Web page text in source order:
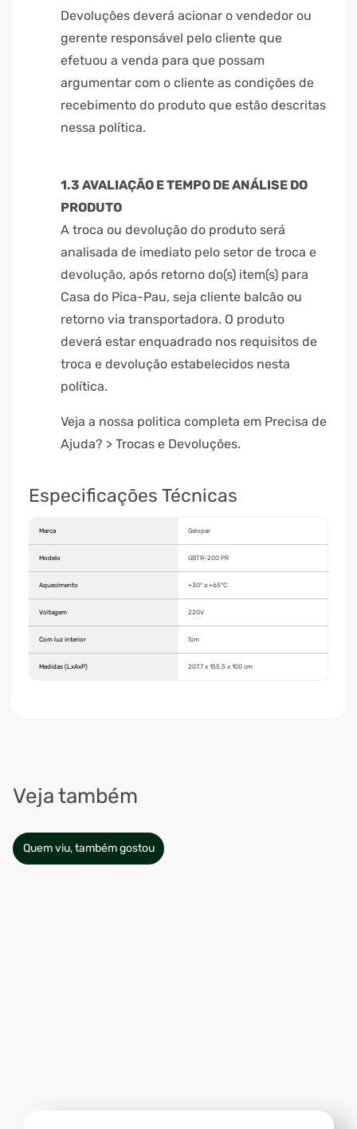
Devoluções deverá acionar o vendedor ou
gerente responsável pelo cliente que
efetuou a venda para que possam
argumentar com o cliente as condições de
recebimento do produto que estão descritas
nessa política.
1.3 AVALIAÇÃO E TEMPO DE ANÁLISE DO
PRODUTO
A troca ou devolução do produto será
analisada de imediato pelo setor de troca e
devolução, após retorno do(s) item(s) para
Casa do Pica-Pau, seja cliente balcão ou
retorno via transportadora. O produto
deverá estar enquadrado nos requisitos de
troca e devolução estabelecidos nesta
política.
Veja a nossa politica completa em Precisa de
Ajuda? > Trocas e Devoluções.
Especificações Técnicas
Marca Gelopar
Modelo GBTR-200 PR
Aquecimento +30° a +65°C
Voltagem 220V
Com luz interior Sim
Medidas (LxAxP) 207,7 x 155,5 x 100 cm
Veja também
Quem viu, também gostou